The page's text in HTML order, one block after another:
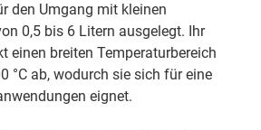
den Umgang mit kleinen
0,5 bis 6 Litern ausgelegt. Ihr
einen breiten Temperaturbereich
°C ab, wodurch sie sich für eine
eignet.